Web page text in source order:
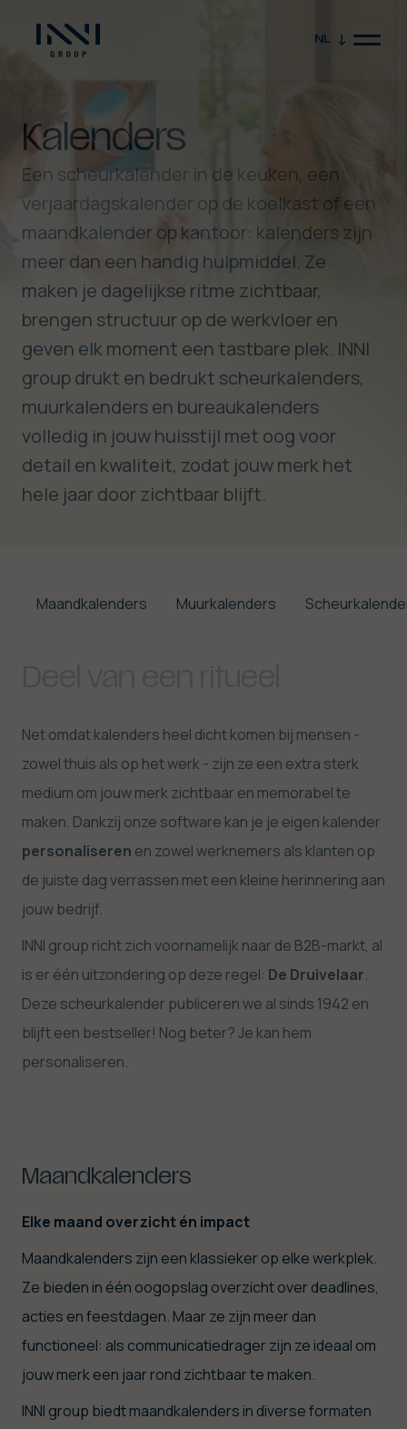
NL
Kalenders
Een scheurkalender in de keuken, een
verjaardagskalender op de koelkast of een
maandkalender op kantoor: kalenders zijn
meer dan een handig hulpmiddel. Ze
maken je dagelijkse ritme zichtbaar,
brengen structuur op de werkvloer en
geven elk moment een tastbare plek. INNI
group drukt en bedrukt scheurkalenders,
muurkalenders en bureaukalenders
volledig in jouw huisstijl met oog voor
detail en kwaliteit, zodat jouw merk het
hele jaar door zichtbaar blijft.
Maandkalenders Muurkalenders
Net omdat kalenders heel dicht komen bij mensen -
zowel thuis als op het werk - zijn ze een extra sterk
medium om jouw merk zichtbaar en memorabel te
maken. Dankzij onze software kan je je eigen kalender
personaliseren en zowel werknemers als klanten op
de juiste dag verrassen met een kleine herinnering aan
jouw bedrijf.
INNI group richt zich voornamelijk naar de B2B-markt, al
is er één uitzondering op deze regel: De Druivelaar.
Deze scheurkalender publiceren we al sinds 1942 en
blijft een bestseller! Nog beter? Je kan hem
personaliseren.
Maandkalenders
Elke maand overzicht én impact
Maandkalenders zijn een klassieker op elke werkplek.
Ze bieden in één oogopslag overzicht over deadlines,
acties en feestdagen. Maar ze zijn meer dan
functioneel: als communicatiedrager zijn ze ideaal om
jouw merk een jaar rond zichtbaar te maken.
INNI group biedt maandkalenders in diverse formaten
Sluit video